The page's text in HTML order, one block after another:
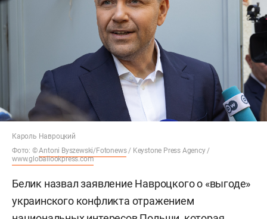
Кароль Навроцкий
Фото: ©Antoni Byszewski/Fotonews/ Keystone Press Agency /
www.globallookpress.com
Белик назвал заявление Навроцкого о «выгоде»
украинского конфликта отражением